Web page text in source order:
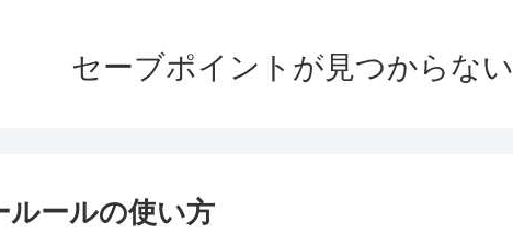
セーブポイントが見つからない
ルールの使い方